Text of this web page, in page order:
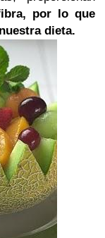
por lo que
dieta.